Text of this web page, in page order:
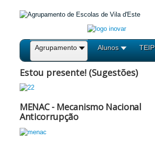
Agrupamento Alunos TEIP
Estou presente! (Sugestões)
MENAC - Mecanismo Nacional
Anticorrupção